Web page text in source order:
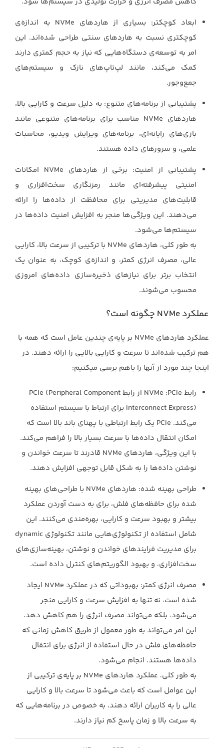
ابعاد کوچکتر: بسیاری از هاردهای ‏NVMe‏ به اندازه‌ی
کوچکتری نسبت به هاردهای سنتی ‏طراحی شده‌اند. این
امر به توسعه‌ی دستگاه‌هایی که نیاز به حجم کمتری دارند
کمک می‌کند، ‏مانند لپ‌تاپ‌های نازک و سیستم‌های
جمع‌وجور.‏
پشتیبانی از برنامه‌های متنوع: به دلیل سرعت و کارایی بالا،
هاردهای ‏NVMe‏ مناسب برای ‏برنامه‌های متنوعی مانند
بازی‌های رایانه‌ای، برنامه‌های ویرایش ویدیو، محاسبات
علمی، و سرورهای ‏داده هستند.‏
پشتیبانی از امنیت: برخی از هاردهای ‏NVMe‏ امکانات
امنیتی پیشرفته‌ای مانند رمزنگاری ‏سخت‌افزاری و
قابلیت‌های مدیریتی برای محافظت از داده‌ها را ارائه
می‌دهند. این ویژگی‌ها منجر ‏به افزایش امنیت داده‌ها در
سیستم‌ها می‌شود.‏
به طور کلی، هاردهای ‏NVMe‏ با ترکیبی از سرعت بالا، کارایی
عالی، مصرف انرژی کمتر، و اندازه‌ی ‏کوچک، به عنوان یک
انتخاب برتر برای نیازهای ذخیره‌سازی داده‌های امروزی
محسوب می‌شوند.‏
عملکرد ‏NVMe‏ چگونه است؟
عملکرد هاردهای ‏NVMe‏ بر پایه‌ی چندین عامل است که همه با
هم ترکیب شده‌اند تا سرعت و کارایی ‏بالایی را ارائه دهند. در
اینجا چند مورد از آنها را باهم برسی میکنیم:‏
رابط ‏PCIe‏: ‏NVMe‏ از رابط ‏PCIe (Peripheral Component
Interconnect Express)‎‏ برای ‏ارتباط با سیستم استفاده
می‌کند. ‏PCIe‏ یک رابط ارتباطی با پهنای باند بالا است که
امکان انتقال ‏داده‌ها با سرعت بسیار بالا را فراهم می‌کند.
با این ویژگی، هاردهای ‏NVMe‏ قادرند تا سرعت ‏خواندن و
نوشتن داده‌ها را به شکل قابل توجهی افزایش دهند.‏
طراحی بهینه شده: هاردهای ‏NVMe‏ با طراحی‌های بهینه
شده برای حافظه‌های فلش، برای به ‏دست آوردن عملکرد
بیشتر و بهبود سرعت و کارایی، بهره‌مندی می‌کنند. این
برای مدیریت فرایندهای خواندن و نوشتن، ‏بهینه‌سازی‌های
سخت‌افزاری، و بهبود الگوریتم‌های کنترل داده است.‏
مصرف انرژی کمتر: بهبوداتی که در عملکرد ‏NVMe‏ ایجاد
شده است، نه تنها به افزایش سرعت ‏و کارایی منجر
می‌شود، بلکه می‌تواند مصرف انرژی را هم کاهش دهد.
این امر می‌تواند به طور ‏معمول از طریق کاهش زمانی که
حافظه‌های فلش در حال استفاده از انرژی برای انتقال
داده‌ها ‏هستند، انجام می‌شود.‏
به طور کلی، عملکرد هاردهای ‏NVMe‏ بر پایه‌ی ترکیبی از
این عوامل است که باعث می‌شود تا سرعت بالا ‏و کارایی
عالی را به کاربران ارائه دهند، به خصوص در برنامه‌هایی که
به سرعت بالا و زمان پاسخ کم نیاز ‏دارند.‏